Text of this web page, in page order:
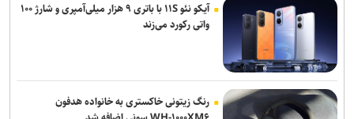
آیکو نئو ۱۱S با باتری ۹ هزار میلی‌آمپری و شارژ ۱۰۰
واتی رکورد می‌زند
رنگ زیتونی خاکستری به خانواده هدفون